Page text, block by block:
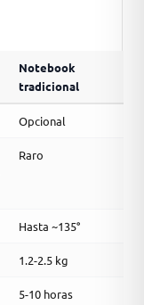
Notebook
tradicional
Opcional
Raro
Hasta ~135°
1.2-2.5 kg
5-10 horas